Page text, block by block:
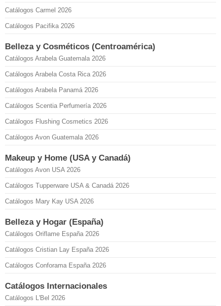
Catálogos Carmel 2026
Catálogos Pacifika 2026
Belleza y Cosméticos (Centroamérica)
Catálogos Arabela Guatemala 2026
Catálogos Arabela Costa Rica 2026
Catálogos Arabela Panamá 2026
Catálogos Scentia Perfumería 2026
Catálogos Flushing Cosmetics 2026
Catálogos Avon Guatemala 2026
Makeup y Home (USA y Canadá)
Catálogos Avon USA 2026
Catálogos Tupperware USA & Canadá 2026
Catálogos Mary Kay USA 2026
Belleza y Hogar (España)
Catálogos Oriflame España 2026
Catálogos Cristian Lay España 2026
Catálogos Conforama España 2026
Catálogos Internacionales
Catálogos L'Bel 2026